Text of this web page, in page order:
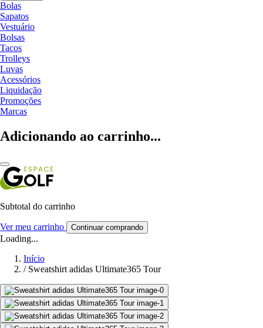
Bolas
Sapatos
Vestuário
Bolsas
Tacos
Trolleys
Luvas
Acessórios
Liquidação
Promoções
Marcas
Adicionando ao carrinho...
Subtotal do carrinho
Ver meu carrinho Continuar comprando
Loading...
Início
/ Sweatshirt adidas Ultimate365 Tour